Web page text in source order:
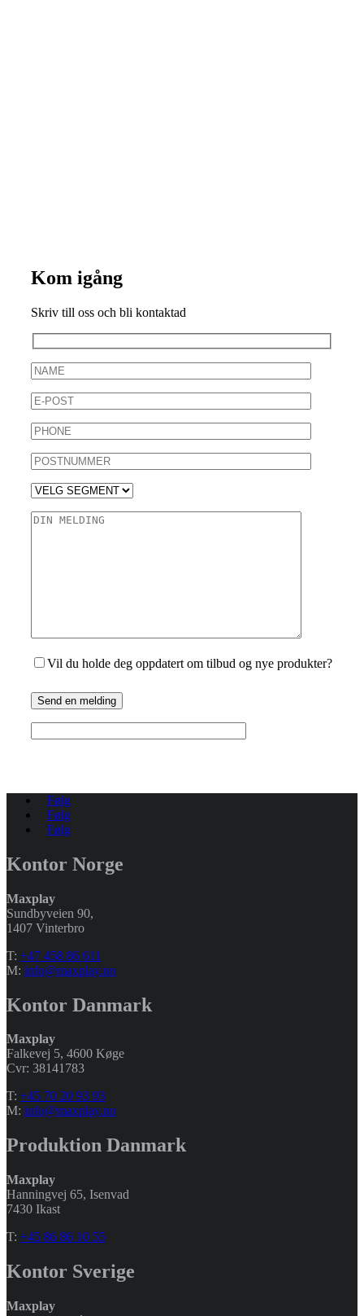
Kom igång
Skriv till oss och bli kontaktad
Vil du holde deg oppdatert om tilbud og nye produkter?
Send en melding
Følg
Følg
Følg
Kontor Norge
Maxplay
Sundbyveien 90,
1407 Vinterbro
T: +47 458 86 611
M: info@maxplay.no
Kontor Danmark
Maxplay
Falkevej 5, 4600 Køge
Cvr: 38141783
T: +45 70 20 93 93
M: info@maxplay.no
Produktion Danmark
Maxplay
Hanningvej 65, Isenvad
7430 Ikast
T: +45 86 86 10 55
Kontor Sverige
Maxplay